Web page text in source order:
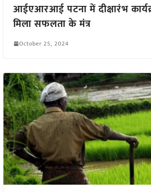
आईएआरआई पटना में दीक्षारंभ
मिला सफलता के मंत्र
October 25, 2024